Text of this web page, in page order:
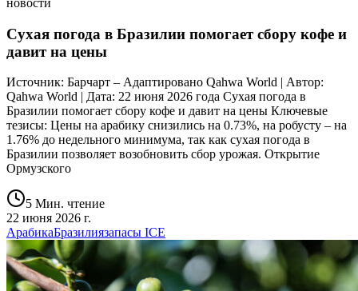
новости
Сухая погода в Бразилии помогает сбору кофе и
давит на цены
Источник: Барчарт – Адаптировано Qahwa World | Автор:
Qahwa World | Дата: 22 июня 2026 года Сухая погода в
Бразилии помогает сбору кофе и давит на цены Ключевые
тезисы: Цены на арабику снизились на 0.73%, на робусту – на
1.76% до недельного минимума, так как сухая погода в
Бразилии позволяет возобновить сбор урожая. Открытие
Ормузского
5 Мин. чтение
22 июня 2026 г.
АрабикаБразилиязапасы ICE